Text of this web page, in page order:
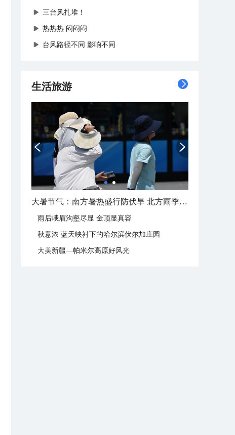
三台风扎堆！
热热热 闷闷闷
台风路径不同 影响不同
生活旅游
大暑节气：南方暑热盛行防伏旱 北方雨季陆续开启
雨后峨眉沟壑尽显 金顶显真容
秋意浓 蓝天映衬下的哈尔滨伏尔加庄园
大美新疆—帕米尔高原好风光